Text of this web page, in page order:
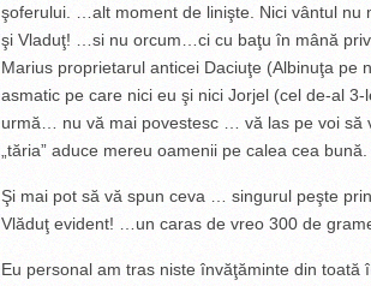
şoferului. …alt moment de linişte. Nici vântul
şi Vladuţ! …si nu orcum…ci cu baţu în mână
Marius proprietarul anticei Daciuţe (Albinuţa
asmatic pe care nici eu şi nici Jorjel (cel de-al
urmă… nu vă mai povestesc … vă las pe voi
„tăria” aduce mereu oamenii pe calea cea bună.
Şi mai pot să vă spun ceva … singurul peşte
Vlăduţ evident! …un caras de vreo 300 de
Eu personal am tras niste învăţăminte din